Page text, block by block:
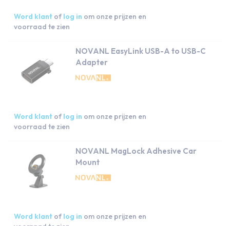
Word klant of log in om onze prijzen en
voorraad te zien
NOVANL EasyLink USB-A to USB-C
Adapter
Word klant of log in om onze prijzen en
voorraad te zien
NOVANL MagLock Adhesive Car
Mount
Word klant of log in om onze prijzen en